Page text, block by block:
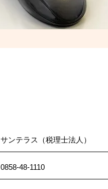
サンテラス（税理士法人）
0858-48-1110